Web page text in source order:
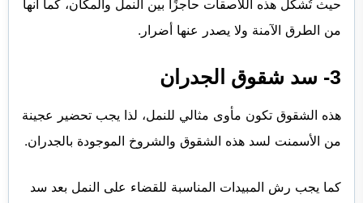
حيث تُشكل هذه اللاصقات حاجزًا بين النمل والمكان، كما أنها
من الطرق الآمنة ولا يصدر عنها أضرار.
3- سد شقوق الجدران
هذه الشقوق تكون مأوى مثالي للنمل، لذا يجب تحضير عجينة
من الأسمنت لسد هذه الشقوق والشروخ الموجودة بالجدران.
كما يجب رش المبيدات المناسبة للقضاء على النمل بعد سد